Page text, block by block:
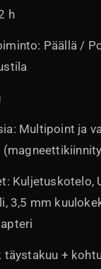
h
Päällä /
Multipoint ja
Kuljetuskotelo,
3,5 mm
täystakuu +